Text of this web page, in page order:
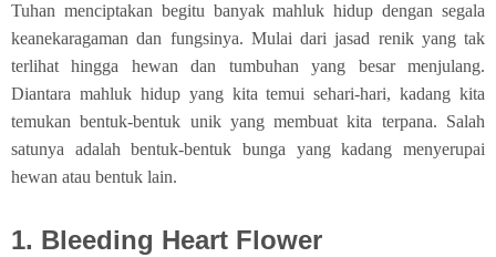
Tuhan menciptakan begitu banyak mahluk hidup dengan segala
keanekaragaman dan fungsinya. Mulai dari jasad renik yang tak
terlihat hingga hewan dan tumbuhan yang besar menjulang.
Diantara mahluk hidup yang kita temui sehari-hari, kadang kita
temukan bentuk-bentuk unik yang membuat kita terpana. Salah
satunya adalah bentuk-bentuk bunga yang kadang menyerupai
hewan atau bentuk lain.
1. Bleeding Heart Flower